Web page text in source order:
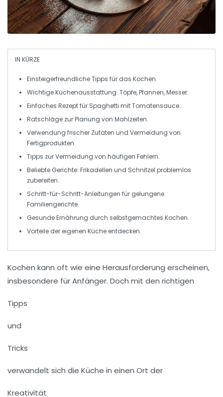
IN KÜRZE
Einsteigerfreundliche Tipps für das Kochen.
WichtigeKüchenausstattung: Töpfe, Pfannen, Messer.
Einfaches Rezeptfür Spaghetti mit Tomatensauce.
Ratschläge zurPlanung von Mahlzeiten.
Verwendung frischer Zutaten und Vermeidung von
Fertigprodukten.
Tipps zur Vermeidung von häufigen Fehlern.
Beliebte Gerichte: Frikadellen und Schnitzel problemlos
zubereiten.
Schritt-für-Schritt-Anleitungen für gelungene
Familiengerichte.
GesundeErnährung durch selbstgemachtes Kochen.
Vorteile der eigenen Küche entdecken.
Kochen kann oft wie eine Herausforderung erscheinen,
insbesondere für Anfänger. Doch mit den richtigen
Tipps
und
Tricks
verwandelt sich die Küche in einen Ort der
Kreativität